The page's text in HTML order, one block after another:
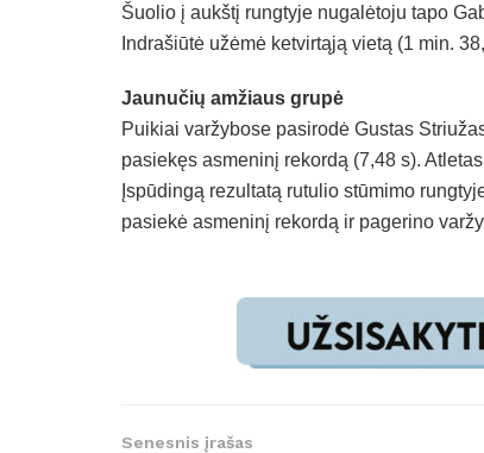
Šuolio į aukštį rungtyje nugalėtoju tapo
Indrašiūtė užėmė ketvirtąją vietą (1 min.
Jaunučių amžiaus grupė
Puikiai varžybose pasirodė Gustas
pasiekęs asmeninį rekordą (7,48 s).
Įspūdingą rezultatą rutulio stūmimo
pasiekė asmeninį rekordą ir pagerino
Senesnis įrašas